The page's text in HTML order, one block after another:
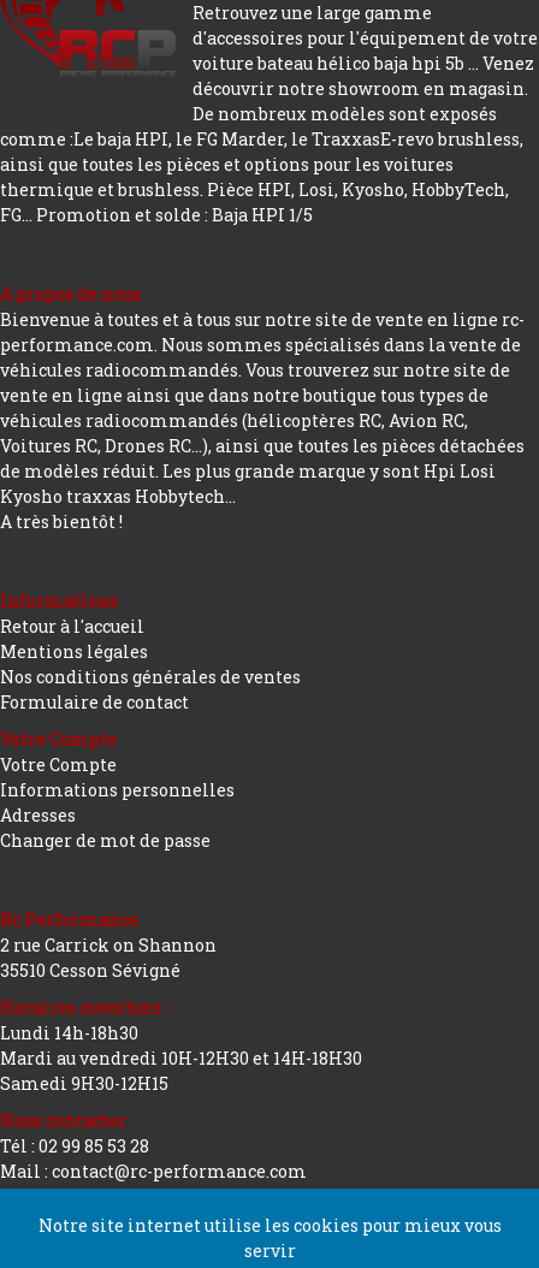
Retrouvez une large gamme
d'accessoires pour l'équipement de votre
voiture bateau hélico baja hpi 5b ... Venez
découvrir notre showroom en magasin.
De nombreux modèles sont exposés
comme :Le baja HPI, le FG Marder, le TraxxasE-revo brushless,
ainsi que toutes les pièces et options pour les voitures
thermique et brushless. Pièce HPI, Losi, Kyosho, HobbyTech,
FG... Promotion et solde : Baja HPI 1/5
A propos de nous
Bienvenue à toutes et à tous sur notre site de vente en ligne rc-
performance.com. Nous sommes spécialisés dans la vente de
véhicules radiocommandés. Vous trouverez sur notre site de
vente en ligne ainsi que dans notre boutique tous types de
véhicules radiocommandés (hélicoptères RC, Avion RC,
Voitures RC, Drones RC…), ainsi que toutes les pièces détachées
de modèles réduit. Les plus grande marque y sont Hpi Losi
Kyosho traxxas Hobbytech...
A très bientôt !
Informations
Retour à l'accueil
Mentions légales
Nos conditions générales de ventes
Formulaire de contact
Votre Compte
Votre Compte
Informations personnelles
Adresses
Changer de mot de passe
Rc Performance
2 rue Carrick on Shannon
35510 Cesson Sévigné
Horaires ouverture :
Lundi 14h-18h30
Mardi au vendredi 10H-12H30 et 14H-18H30
Samedi 9H30-12H15
Nous contacter
Tél : 02 99 85 53 28
Mail : contact@rc-performance.com
Copyright 2026 tous droits réservés
Notre site internet utilise les cookies pour mieux vous
servir